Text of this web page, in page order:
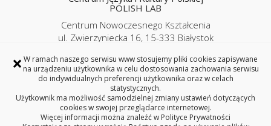
× W ramach naszego serwisu www stosujemy pliki cookies zapisywane
na urządzeniu użytkownika w celu dostosowania zachowania serwisu
do indywidualnych preferencji użytkownika oraz w celach
statystycznych.
Użytkownik ma możliwość samodzielnej zmiany ustawień dotyczących
cookies w swojej przeglądarce internetowej.
Więcej informacji można znaleźć w Polityce Prywatności
POLISH LAB
Centrum Nowoczesnego Kształcenia
ul. Zwierzyniecka 16, 15-333 Białystok
85 746 9143 | 786 989 286
iplc@pb.edu.pl |
kursypl@pb.edu.pl